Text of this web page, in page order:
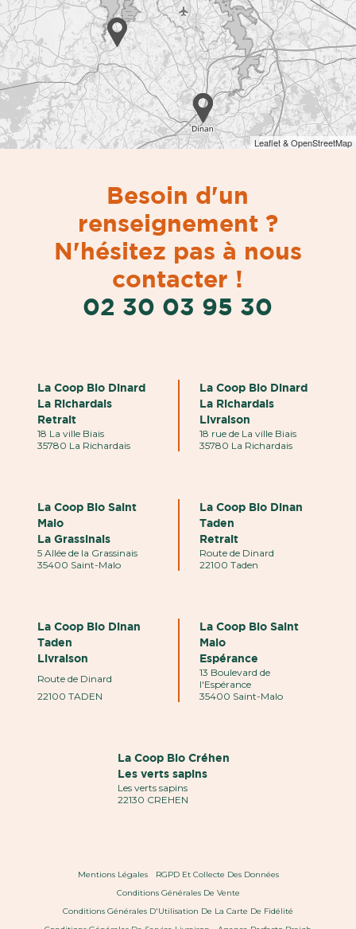
Besoin d'un
renseignement ?
N'hésitez pas à nous
contacter !
02 30 03 95 30
La Coop Bio Dinard
La Richardais
Retrait
18 La ville Biais
35780 La Richardais
La Coop Bio Dinard
La Richardais
Livraison
18 rue de La ville Biais
35780 La Richardais
La Coop Bio Saint
Malo
La Grassinais
5 Allée de la Grassinais
35400 Saint-Malo
La Coop Bio Dinan
Taden
Retrait
Route de Dinard
22100 Taden
La Coop Bio Dinan
Taden
Livraison
Route de Dinard
22100 TADEN
La Coop Bio Saint
Malo
Espérance
13 Boulevard de
l'Espérance
35400 Saint-Malo
La Coop Bio Créhen
Les verts sapins
Les verts sapins
22130 CREHEN
Mentions Légales
RGPD Et Collecte Des Données
Conditions Générales De Vente
Conditions Générales D'Utilisation De La Carte De Fidélité
Leaflet & OpenStreetMap